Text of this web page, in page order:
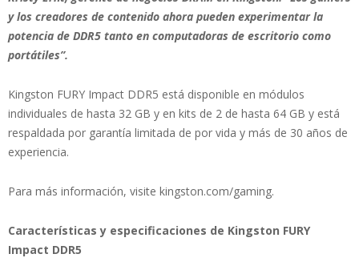
y los creadores de contenido ahora pueden experimentar la
potencia de DDR5 tanto en computadoras de escritorio como
portátiles”.
Kingston FURY Impact DDR5 está disponible en módulos
individuales de hasta 32 GB y en kits de 2 de hasta 64 GB y está
respaldada por garantía limitada de por vida y más de 30 años de
experiencia.
Para más información, visite kingston.com/gaming.
Características y especificaciones de Kingston FURY
Impact DDR5